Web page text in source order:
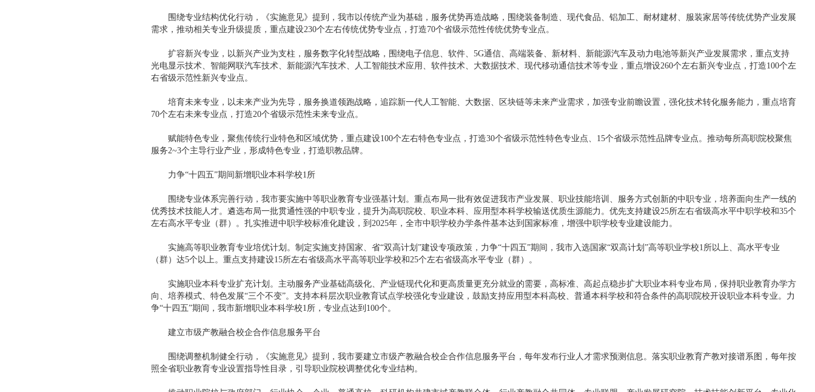
围绕专业结构优化行动，《实施意见》提到，我市以传统产业为基础，服务优势再造战略，围绕装备制造、现代食品、铝加工、耐材建材、服装家居等传统优势产业发展
需求，推动相关专业升级提质，重点建设230个左右传统优势专业点，打造70个省级示范性传统优势专业点。
扩容新兴专业，以新兴产业为支柱，服务数字化转型战略，围绕电子信息、软件、5G通信、高端装备、新材料、新能源汽车及动力电池等新兴产业发展需求，重点支持
光电显示技术、智能网联汽车技术、新能源汽车技术、人工智能技术应用、软件技术、大数据技术、现代移动通信技术等专业，重点增设260个左右新兴专业点，打造100个左
右省级示范性新兴专业点。
培育未来专业，以未来产业为先导，服务换道领跑战略，追踪新一代人工智能、大数据、区块链等未来产业需求，加强专业前瞻设置，强化技术转化服务能力，重点培育
70个左右未来专业点，打造20个省级示范性未来专业点。
赋能特色专业，聚焦传统行业特色和区域优势，重点建设100个左右特色专业点，打造30个省级示范性特色专业点、15个省级示范性品牌专业点。推动每所高职院校聚焦
服务2~3个主导行业产业，形成特色专业，打造职教品牌。
力争“十四五”期间新增职业本科学校1所
围绕专业体系完善行动，我市要实施中等职业教育专业强基计划。重点布局一批有效促进我市产业发展、职业技能培训、服务方式创新的中职专业，培养面向生产一线的
优秀技术技能人才。遴选布局一批贯通性强的中职专业，提升为高职院校、职业本科、应用型本科学校输送优质生源能力。优先支持建设25所左右省级高水平中职学校和35个
左右高水平专业（群）。扎实推进中职学校标准化建设，到2025年，全市中职学校办学条件基本达到国家标准，增强中职学校专业建设能力。
实施高等职业教育专业培优计划。制定实施支持国家、省“双高计划”建设专项政策，力争“十四五”期间，我市入选国家“双高计划”高等职业学校1所以上、高水平专业
（群）达5个以上。重点支持建设15所左右省级高水平高等职业学校和25个左右省级高水平专业（群）。
实施职业本科专业扩充计划。主动服务产业基础高级化、产业链现代化和更高质量更充分就业的需要，高标准、高起点稳步扩大职业本科专业布局，保持职业教育办学方
向、培养模式、特色发展“三个不变”。支持本科层次职业教育试点学校强化专业建设，鼓励支持应用型本科高校、普通本科学校和符合条件的高职院校开设职业本科专业。力
争“十四五”期间，我市新增职业本科学校1所，专业点达到100个。
建立市级产教融合校企合作信息服务平台
围绕调整机制健全行动，《实施意见》提到，我市要建立市级产教融合校企合作信息服务平台，每年发布行业人才需求预测信息。落实职业教育产教对接谱系图，每年按
照全省职业教育专业设置指导性目录，引导职业院校调整优化专业结构。